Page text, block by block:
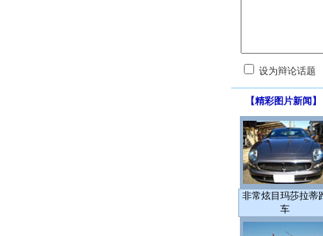
设为辩论话题
【精彩图片新闻 】
非常炫目玛莎拉蒂
车